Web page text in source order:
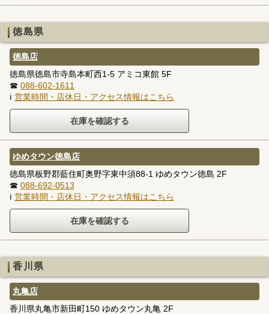
徳島県
徳島店
徳島県徳島市寺島本町西1-5 アミコ東館 5F
☎ 088-602-1611
ℹ 営業時間・店休日・アクセス情報はこちら
ゆめタウン徳島店
徳島県板野郡藍住町奥野字東中須88-1 ゆめタウン徳島 2F
☎ 088-692-0513
ℹ 営業時間・店休日・アクセス情報はこちら
香川県
丸亀店
香川県丸亀市新田町150 ゆめタウン丸亀 2F